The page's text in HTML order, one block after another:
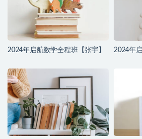
2024年启航数学全程班【张宇】 2024年